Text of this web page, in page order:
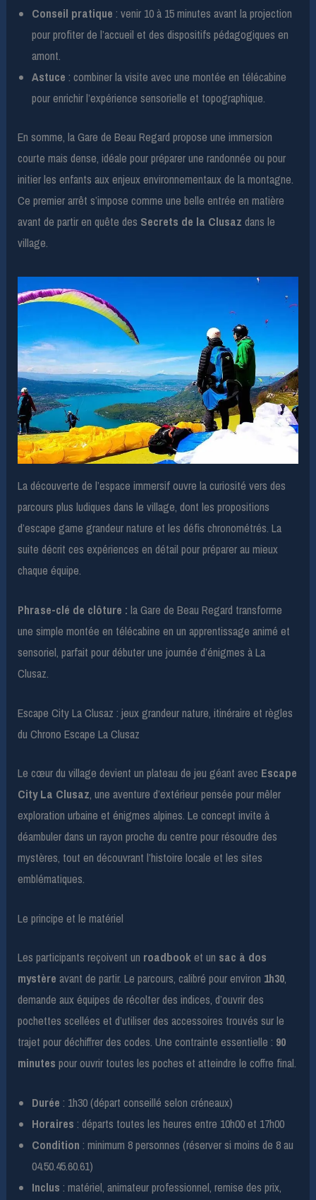
Conseil pratique : venir 10 à 15 minutes avant la projection
pour profiter de l’accueil et des dispositifs pédagogiques en
amont.
Astuce : combiner la visite avec une montée en télécabine
pour enrichir l’expérience sensorielle et topographique.
En somme, la Gare de Beau Regard propose une immersion
courte mais dense, idéale pour préparer une randonnée ou pour
initier les enfants aux enjeux environnementaux de la montagne.
Ce premier arrêt s’impose comme une belle entrée en matière
avant de partir en quête des Secrets de la Clusaz dans le
village.
La découverte de l’espace immersif ouvre la curiosité vers des
parcours plus ludiques dans le village, dont les propositions
d’escape game grandeur nature et les défis chronométrés. La
suite décrit ces expériences en détail pour préparer au mieux
chaque équipe.
Phrase-clé de clôture : la Gare de Beau Regard transforme
une simple montée en télécabine en un apprentissage animé et
sensoriel, parfait pour débuter une journée d’énigmes à La
Clusaz.
Escape City La Clusaz : jeux grandeur nature, itinéraire et règles
du Chrono Escape La Clusaz
Le cœur du village devient un plateau de jeu géant avec Escape
City La Clusaz, une aventure d’extérieur pensée pour mêler
exploration urbaine et énigmes alpines. Le concept invite à
déambuler dans un rayon proche du centre pour résoudre des
mystères, tout en découvrant l’histoire locale et les sites
emblématiques.
Le principe et le matériel
Les participants reçoivent un roadbooket un sac à dos
mystère avant de partir. Le parcours, calibré pour environ 1h30,
demande aux équipes de récolter des indices, d’ouvrir des
pochettes scellées et d’utiliser des accessoires trouvés sur le
trajet pour déchiffrer des codes. Une contrainte essentielle : 90
minutes pour ouvrir toutes les poches et atteindre le coffre final.
Durée : 1h30 (départ conseillé selon créneaux)
Horaires : départs toutes les heures entre 10h00 et 17h00
Condition : minimum 8 personnes (réserver si moins de 8 au
04.50.45.60.61)
Inclus : matériel, animateur professionnel, remise des prix,